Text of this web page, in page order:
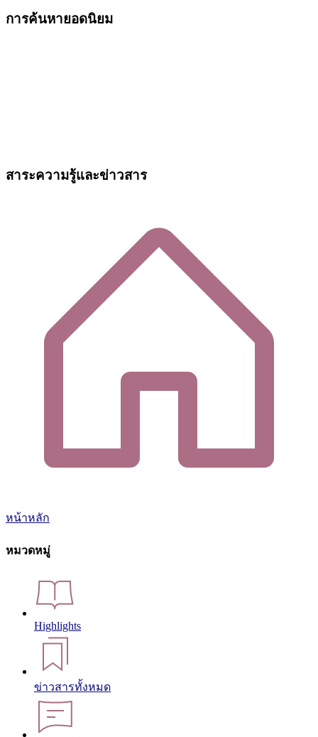
การค้นหายอดนิยม
สาระความรู้และข่าวสาร
หน้าหลัก
หมวดหมู่
Highlights
ข่าวสารทั้งหมด